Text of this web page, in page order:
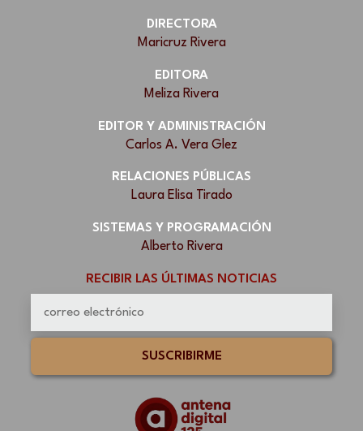
DIRECTORA
Maricruz Rivera
EDITORA
Meliza Rivera
EDITOR Y ADMINISTRACIÓN
Carlos A. Vera Glez
RELACIONES PÚBLICAS
Laura Elisa Tirado
SISTEMAS Y PROGRAMACIÓN
Alberto Rivera
RECIBIR LAS ÚLTIMAS NOTICIAS
SUSCRIBIRME